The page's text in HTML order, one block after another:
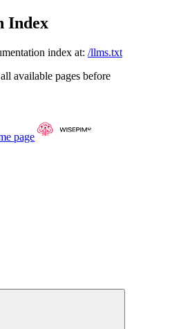
Index
index at: /llms.txt
available pages before
page